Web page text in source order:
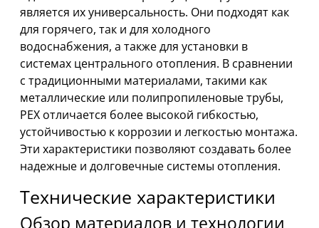
является их универсальность. Они подходят как
для горячего, так и для холодного
водоснабжения, а также для установки в
системах центрального отопления. В сравнении
с традиционными материалами, такими как
металлические или полипропиленовые трубы,
PEX отличается более высокой гибкостью,
устойчивостью к коррозии и легкостью монтажа.
Эти характеристики позволяют создавать более
надежные и долговечные системы отопления.
Технические характеристики
Обзор материалов и технологии